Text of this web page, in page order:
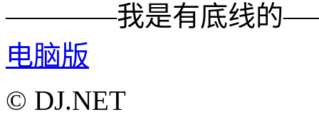
————我是有底线
电脑版
© DJ.NET